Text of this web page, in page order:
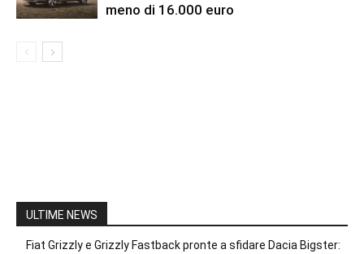
meno di 16.000 euro
ULTIME NEWS
Fiat Grizzly e Grizzly Fastback pronte a sfidare Dacia Bigster: